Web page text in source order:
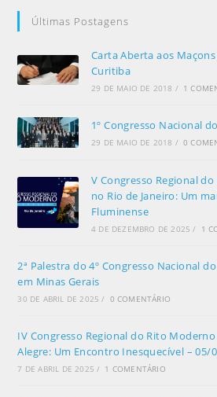
Últimas Postagens
Carta Aberta aos
Curitiba
29 DE MAIO DE 2018 / 1
1º Congresso Nacional
29 DE MAIO DE 2018 / 0
V Congresso Regional
no Rio de Janeiro: Um
Fluminense
4 DE DEZEMBRO DE 2025 / 1
2ª Palestra do 4º Congresso Nacional
em Minas Gerais
30 DE ABRIL DE 2025 / 0 COMENTÁRIO
IV Congresso Regional do Rito
Alegre: Um Encontro Inesquecível – 05/
7 DE ABRIL DE 2025 / 1 COMENTÁRIO